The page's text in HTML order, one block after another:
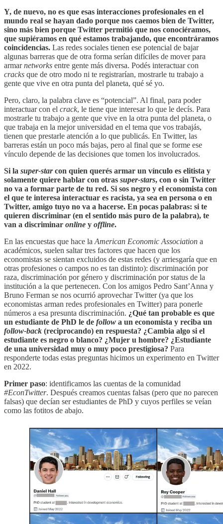
Y, de nuevo, no es que esas interacciones profesionales en el
mundo real se hayan dado porque nos caemos bien de Twitter,
sino más bien porque Twitter permitió que nos conociéramos,
que supiéramos en qué estamos trabajando, que encontráramos
coincidencias. Las redes sociales tienen ese potencial de bajar
algunas barreras que de otra forma serían difíciles de mover para
armarnetworks entre gente más diversa. Podés interactuar con
cracks que de otro modo ni te registrarían, mostrarle tu trabajo a
gente que vive en otra punta del planeta, qué sé yo.
Pero, claro, la palabra clave es “potencial”. Al final, para poder
interactuar con el crack, le tiene que interesar lo que le decís. Para
mostrarle tu trabajo a gente que vive en la otra punta del planeta, o
que trabaja en la mejor universidad en el tema que vos trabajás,
tienen que prestarle atención a lo que publicás. En Twitter, las
barreras están un poco más bajas, pero al final que se forme ese
vínculo depende de las decisiones que tomen los involucrados.
Si la super-starcon quien querés armar un vínculo es elitista y
solamente quiere hablar con otras super-stars, con o sin Twitter
no va a formar parte de tu red. Si sos negro y el economista con
el que te interesa interactuar es racista, ya sea en persona o en
Twitter, amigo tuyo no va a hacerse. En pocas palabras: si te
quieren discriminar (en el sentido más puro de la palabra), te
van a discriminar online y offline.
En las encuestas que hace la American Economic Association a
académicos, suelen saltar tres factores que hacen que los
economistas se sientan excluidos de estas redes (y arriesgaría que en
otras profesiones o campos no es tan distinto): discriminación por
raza, discriminación por género y discriminación por status de la
institución a la que pertenecen. Con los amigos Pedro Sant’Anna y
Bruno Ferman se nos ocurrió aprovechar Twitter (ya que los
economistas arman redes profesionales en Twitter) para ponerle
números a esa presunta discriminación. ¿Qué tan probable es que
un estudiante de PhD le de follow a un economista y reciba un
follow-back (reciprocando) en respuesta? ¿Cambia algo si el
estudiante es negro o blanco? ¿Mujer u hombre? ¿Estudiante
de una universidad muy o muy poco prestigiosa? Para
responderte todas estas preguntas hicimos un experimento en Twitter
en 2022.
Primer paso: identificamos las cuentas de la comunidad
#EconTwitter. Después creamos cuentas falsas (pero que no parecen
falsas) que decían ser estudiantes de PhD y cuyos perfiles se veían
como las fotitos de abajo.